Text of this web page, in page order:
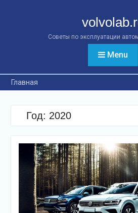
Советы по эксплуатации
Menu
Главная
Год: 2020